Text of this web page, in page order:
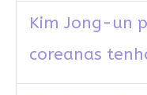
Kim Jong-un
coreanas